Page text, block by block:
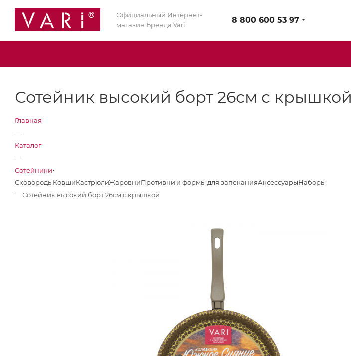
Официальный Интернет-
магазин Бренда Vari
8 800 600 53 97
Сотейник высокий борт 26см с крышкой
Главная
—
Каталог
—
Сотейники
СковородыКовшиКастрюлиЖаровниПротивни и формы для запеканияАксессуарыНаборы
—Сотейник высокий борт 26см с крышкой